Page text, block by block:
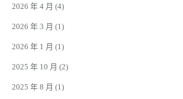
2026 年 4 月 (4)
2026 年 3 月 (1)
2026 年 1 月 (1)
2025 年 10 月 (2)
2025 年 8 月 (1)